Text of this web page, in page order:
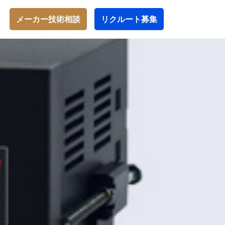
メーカー技術相談 リクルート募集